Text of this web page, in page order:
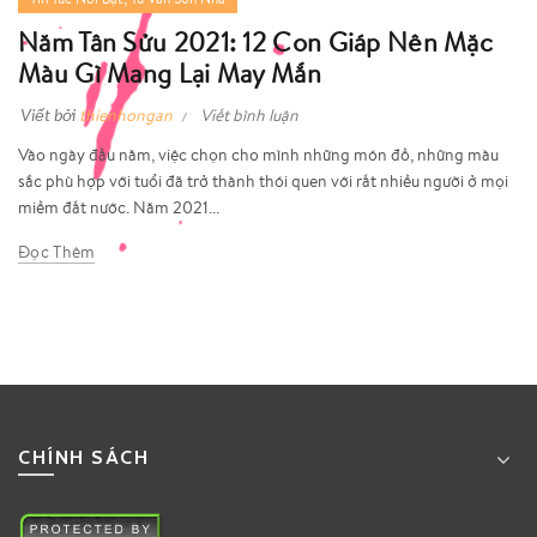
Năm Tân Sửu 2021: 12 Con Giáp Nên Mặc
Màu Gì Mang Lại May Mắn
Viết bởi thienhongan
Viết bình luận
Vào ngày đầu năm, việc chọn cho mình những món đồ, những màu
sắc phù hợp với tuổi đã trở thành thói quen với rất nhiều người ở mọi
miềm đất nước. Năm 2021...
Đọc Thêm
CHÍNH SÁCH